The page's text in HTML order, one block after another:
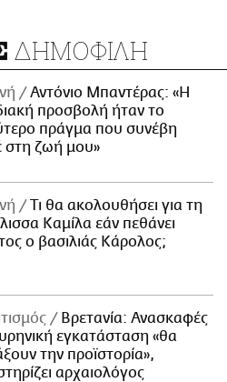
ΔΗΜΟΦΙΛΗ
Αντόνιο Μπαντέρας: «Η
προσβολή ήταν το
πράγμα που συνέβη
στη ζωή μου»
Τι θα ακολουθήσει για τη
Καμίλα εάν πεθάνει
ο βασιλιάς Κάρολος;
Βρετανία: Ανασκαφές
εγκατάσταση «θα
την προϊστορία»,
αρχαιολόγος